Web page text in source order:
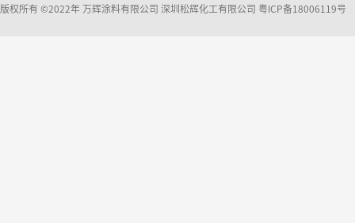
版权所有 ©2022年 万辉涂料有限公司 深圳松辉化工有限公司 粤ICP备18006119号